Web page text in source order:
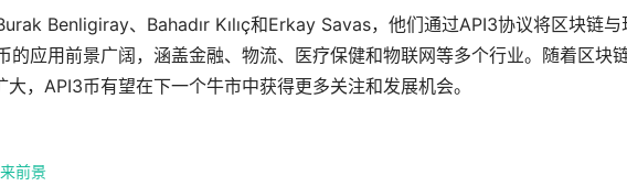
Benligiray、Bahadır Kılıç和Erkay Savas，他们通过API3协议将区块链与
的应用前景广阔，涵盖金融、物流、医疗保健和物联网等多个行业。随着区块
，API3币有望在下一个牛市中获得更多关注和发展机会。
前景